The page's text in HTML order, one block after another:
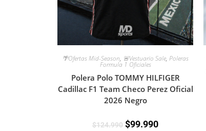
🌴Ofertas Mid-Season, 🚨Vestuario Sale, Poleras
Formula 1 Oficiales
Polera Polo TOMMY HILFIGER
Cadillac F1 Team Checo Perez Oficial
2026 Negro
$124.990 $99.990